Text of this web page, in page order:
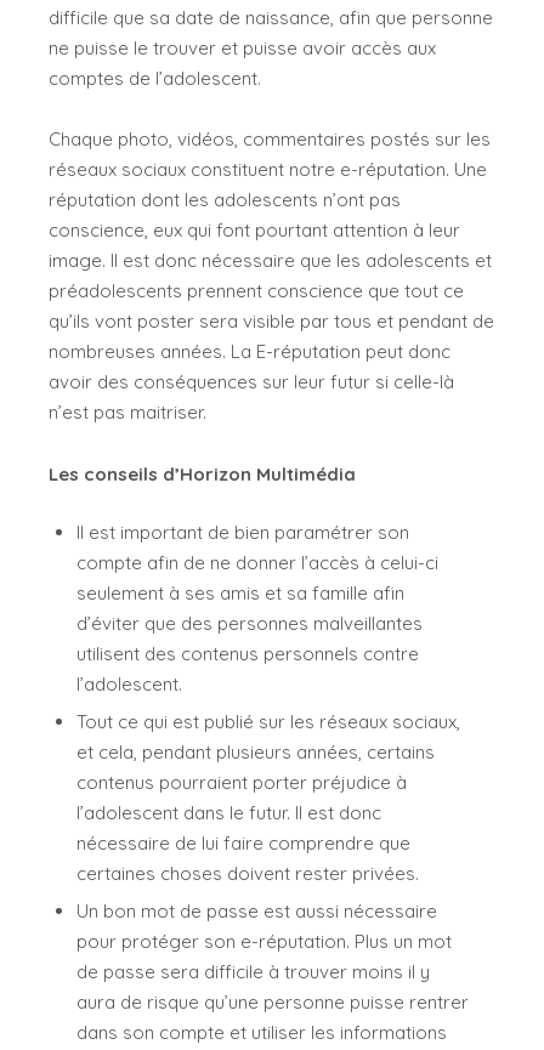
difficile que sa date de naissance, afin que personne
ne puisse le trouver et puisse avoir accès aux
comptes de l’adolescent.
Chaque photo, vidéos, commentaires postés sur les
réseaux sociaux constituent notre e-réputation. Une
réputation dont les adolescents n’ont pas
conscience, eux qui font pourtant attention à leur
image. Il est donc nécessaire que les adolescents et
préadolescents prennent conscience que tout ce
qu’ils vont poster sera visible par tous et pendant de
nombreuses années. La E-réputation peut donc
avoir des conséquences sur leur futur si celle-là
n’est pas maitriser.
Les conseils d’Horizon Multimédia
Il est important de bien paramétrer son
compte afin de ne donner l’accès à celui-ci
seulement à ses amis et sa famille afin
d’éviter que des personnes malveillantes
utilisent des contenus personnels contre
l’adolescent.
Tout ce qui est publié sur les réseaux sociaux,
et cela, pendant plusieurs années, certains
contenus pourraient porter préjudice à
l’adolescent dans le futur. Il est donc
nécessaire de lui faire comprendre que
certaines choses doivent rester privées.
Un bon mot de passe est aussi nécessaire
pour protéger son e-réputation. Plus un mot
de passe sera difficile à trouver moins il y
aura de risque qu’une personne puisse rentrer
dans son compte et utiliser les informations